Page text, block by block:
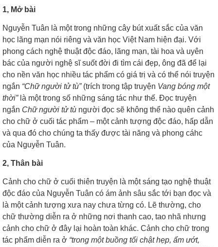
1, Mở bài
Nguyễn Tuân là một trong những cây bút xuất sắc của văn
học lãng mạn nói riêng và văn học Việt Nam hiện đại. Với
phong cách nghệ thuật độc đáo, lãng mạn, tài hoa và uyên
bác của người nghệ sĩ suốt đời đi tìm cái đẹp, ông đã để lại
cho nền văn học nhiều tác phẩm có giá trị và có thể nói truyện
ngắn “Chữ người tử tù” (trích trong tập truyện Vang bóng một
thời” là một trong số những sáng tác như thế. Đọc truyện
ngắn Chữ người tử tù người đọc sẽ không thể nào quên cảnh
cho chữ ở cuối tác phẩm – một cảnh tượng độc đáo, hấp dẫn
và qua đó cho chúng ta thấy được tài năng và phong cáhc
của Nguyễn Tuân.
2, Thân bài
Cảnh cho chữ ở cuối thiên truyện là một sáng tạo nghệ thuật
độc đáo của Nguyễn Tuân có ám ảnh sâu sắc tới bạn đọc và
là một cảnh tượng xưa nay chưa từng có. Lẽ thường, cho
chữ thường diễn ra ở những nơi thanh cao, tao nhã nhưng
cảnh cho chữ ở đây lại hoàn toàn khác. Cảnh cho chữ trong
tác phẩm diễn ra ở “trong một buồng tối chật hẹp, ẩm ướt,